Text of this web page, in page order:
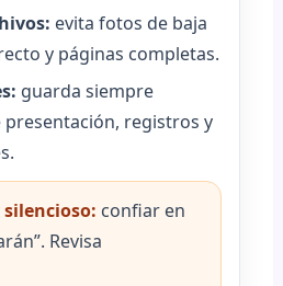
evita fotos de baja
y páginas completas.
guarda siempre
registros y
confiar en
Revisa